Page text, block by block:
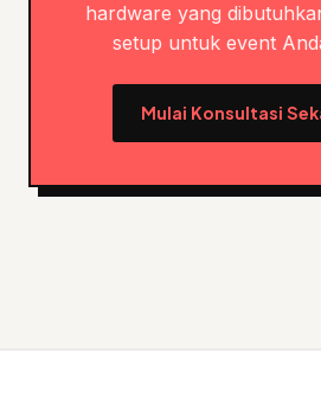
hardware yang
setup untuk event
Mulai Konsultasi